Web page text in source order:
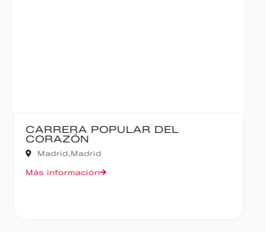
IBERCAJA MADRID CORRE POR
MADRID – 10K
Madrid,Madrid
Más información